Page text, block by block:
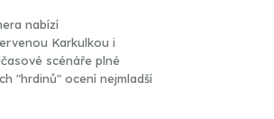
nabízí
Karkulkou i
scénáře plné
"hrdinů" ocení nejmladší